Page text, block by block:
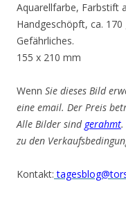
Aquarellfarbe, Farbstift
Handgeschöpft, ca.
Gefährliches.
155 x 210 mm
Wenn Sie dieses Bild
eine email. Der Preis
Alle Bilder sind gerahmt.
zu den
Kontakt: